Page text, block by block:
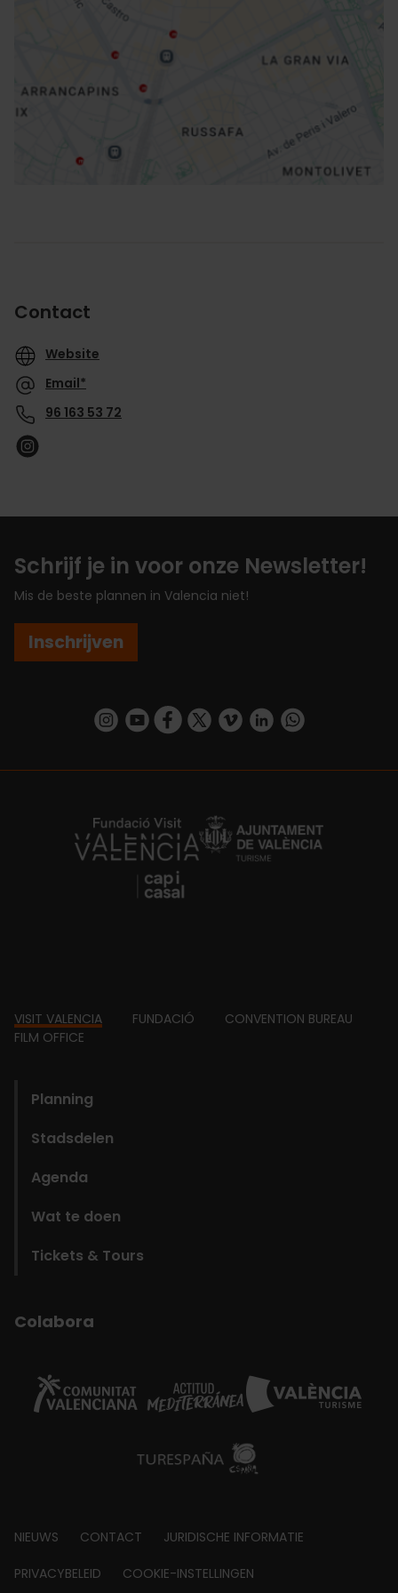
Routebeschrijving
Contact
Website
Email*
96 163 53 72
Schrijf je in voor onze Newsletter!
Mis de beste plannen in Valencia niet!
Inschrijven
https://www.instagram.com/visit_valencia/
https://www.youtube.com/user/
https://www.facebook.com/
https://twitter.com/
https://vimeo.com/
https://www.linkedin.com/company/turismo-valencia/https://api.whatsapp.com/send/
https://fundacion.visitvalencia.com/
Footer
VISIT VALENCIA FUNDACIÓ
CONVENTION BUREAU
FILM OFFICE
Planning
Stadsdelen
Agenda
Wat te doen
Tickets & Tours
Colabora
Footer
about
NIEUWS CONTACT JURIDISCHE INFORMATIE
PRIVACYBELEID COOKIE-INSTELLINGEN